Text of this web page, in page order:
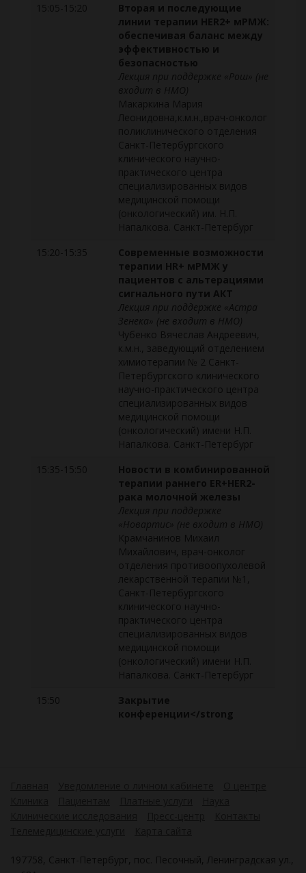
15:05-15:20
Вторая и последующие
линии терапии HER2+ мРМЖ:
обеспечивая баланс между
эффективностью и
безопасностью
Лекция при поддержке «Рош» (не
входит в НМО)
Макаркина Мария
Леонидовна,к.м.н.,врач-онколог
поликлинического отделения
Санкт-Петербургского
клинического научно-
практического центра
специализированных видов
медицинской помощи
(онкологический) им. Н.П.
Напалкова. Санкт-Петербург
15:20-15:35
Современные возможности
терапии HR+ мРМЖ у
пациентов с альтерациями
сигнального пути АКТ
Лекция при поддержке «Астра
Зенека» (не входит в НМО)
Чубенко Вячеслав Андреевич,
к.м.н., заведующий отделением
химиотерапии № 2 Санкт-
Петербургского клинического
научно-практического центра
специализированных видов
медицинской помощи
(онкологический) имени Н.П.
Напалкова. Санкт-Петербург
15:35-15:50
Новости в комбинированной
терапии раннего ER+HER2-
рака молочной железы
Лекция при поддержке
«Новартис» (не входит в НМО)
Крамчанинов Михаил
Михайлович, врач-онколог
отделения противоопухолевой
лекарственной терапии №1,
Санкт-Петербургского
клинического научно-
практического центра
специализированных видов
медицинской помощи
(онкологический) имени Н.П.
Напалкова. Санкт-Петербург
15:50
Закрытие
конференции</strong
197758, Санкт-Петербург, пос. Песочный, Ленинградская ул.,